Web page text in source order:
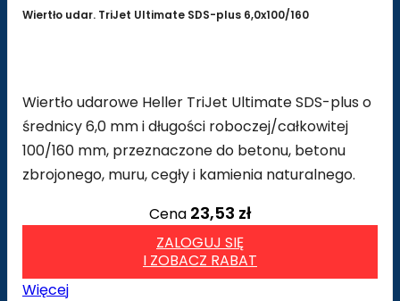
Wiertło udar. TriJet Ultimate SDS-plus 6,0x100/160
Wiertło udarowe Heller TriJet Ultimate SDS-plus o
średnicy 6,0 mm i długości roboczej/całkowitej
100/160 mm, przeznaczone do betonu, betonu
zbrojonego, muru, cegły i kamienia naturalnego.
Cena 23,53 zł
ZALOGUJ SIĘ
I ZOBACZ RABAT
Więcej